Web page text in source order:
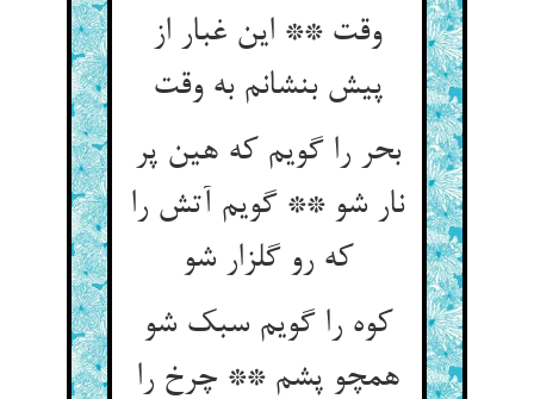
وقت ** این غبار از
پیش بنشانم به وقت‏
بحر را گویم که هین پر
نار شو ** گویم آتش را
که رو گلزار شو
کوه را گویم سبک شو
همچو پشم ** چرخ را